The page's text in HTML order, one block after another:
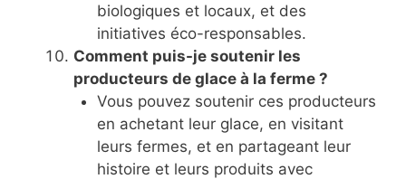
biologiques et locaux, et des
initiatives éco-responsables.
Comment puis-je soutenir les
producteurs de glace à la ferme ?
Vous pouvez soutenir ces producteurs
en achetant leur glace, en visitant
leurs fermes, et en partageant leur
histoire et leurs produits avec